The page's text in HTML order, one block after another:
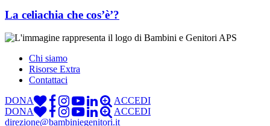
La celiachia che cos’è’?
Chi siamo
Risorse Extra
Contattaci
DONA
ACCEDI
DONA
ACCEDI
direzione@bambiniegenitori.it